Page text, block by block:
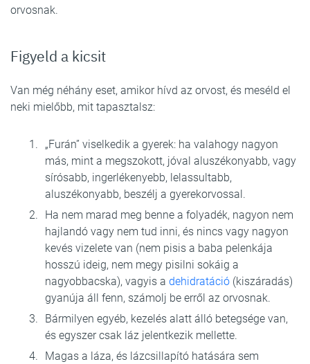
orvosnak.
Figyeld a kicsit
Van még néhány eset, amikor hívd az orvost, és meséld el
neki mielőbb, mit tapasztalsz:
„Furán” viselkedik a gyerek: ha valahogy nagyon
más, mint a megszokott, jóval aluszékonyabb, vagy
sírósabb, ingerlékenyebb, lelassultabb,
aluszékonyabb, beszélj a gyerekorvossal.
Ha nem marad meg benne a folyadék, nagyon nem
hajlandó vagy nem tud inni, és nincs vagy nagyon
kevés vizelete van (nem pisis a baba pelenkája
hosszú ideig, nem megy pisilni sokáig a
nagyobbacska), vagyis a dehidratáció (kiszáradás)
gyanúja áll fenn, számolj be erről az orvosnak.
Bármilyen egyéb, kezelés alatt álló betegsége van,
és egyszer csak láz jelentkezik mellette.
Magas a láza, és lázcsillapító hatására sem